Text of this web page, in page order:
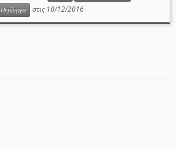
Περίεργα στις 10/12/2016